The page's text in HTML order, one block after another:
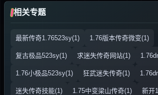
相关专题
最新传奇1.76523sy(1) 1.76版本传奇微变(1)
复古极品523sy(1) 求迷失传奇网站(1)
1.76小极品523sy(1) 狂武迷失传奇(1)
迷失传奇技能(1) 1.75中变梁山传奇(1) 新开